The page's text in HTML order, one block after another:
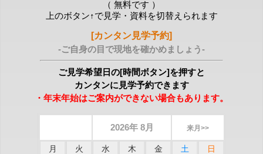
（ 無料です ）
上のボタン↑で見学・資料を切替えられます
[カンタン見学予約]
-ご自身の目で現地を確かめましょう-
ご見学希望日の[時間ボタン]を押すと
カンタンに見学予約できます
・年末年始はご案内ができない場合もあります。
2026年 8月 来月>>
月 火 水 木 金 土
日